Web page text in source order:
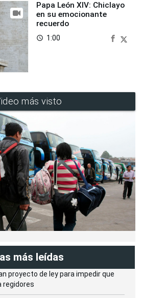
Papa León XIV: Chiclayo
en su emocionante
recuerdo
access_time 1:00
más visto
más leídas
proyecto de ley para impedir que
regidores